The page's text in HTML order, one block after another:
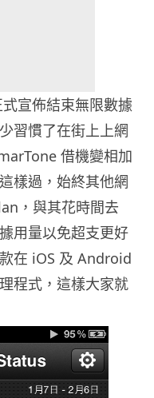
宣佈結束無限數據
習慣了在街上上網
借機變相加
樣過，始終其他網
，與其花時間去
用量以免超支更好
在 iOS 及 Android
程式，這樣大家就